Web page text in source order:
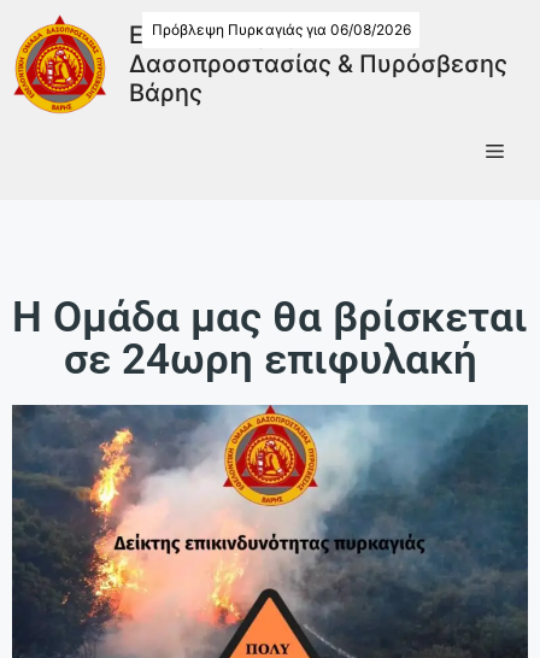
Εθελοντική Ομάδα
Δασοπροστασίας & Πυρόσβεσης
Βάρης
Πρόβλεψη Πυρκαγιάς για 06/08/2026
Η Ομάδα μας θα βρίσκεται
σε 24ωρη επιφυλακή